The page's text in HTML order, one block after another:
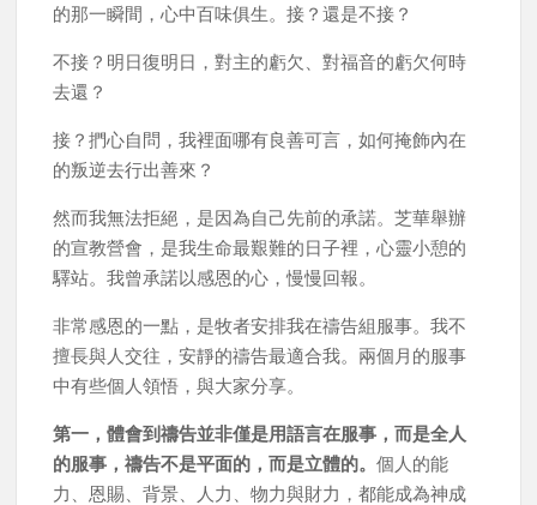
的那一瞬間，心中百味俱生。接？還是不接？
不接？明日復明日，對主的虧欠、對福音的虧欠何時
去還？
接？捫心自問，我裡面哪有良善可言，如何掩飾內在
的叛逆去行出善來？
然而我無法拒絕，是因為自己先前的承諾。芝華舉辦
的宣教營會，是我生命最艱難的日子裡，心靈小憩的
驛站。我曾承諾以感恩的心，慢慢回報。
非常感恩的一點，是牧者安排我在禱告組服事。我不
擅長與人交往，安靜的禱告最適合我。兩個月的服事
中有些個人領悟，與大家分享。
第一，體會到禱告並非僅是用語言在服事，而是全人
的服事，禱告不是平面的，而是立體的。個人的能
力、恩賜、背景、人力、物力與財力，都能成為神成